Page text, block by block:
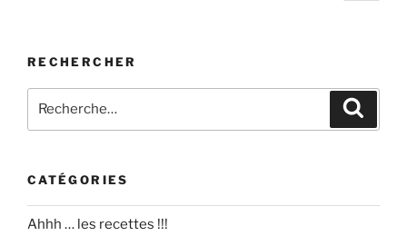
RECHERCHER
pour
CATÉGORIES
Ahhh … les recettes !!!